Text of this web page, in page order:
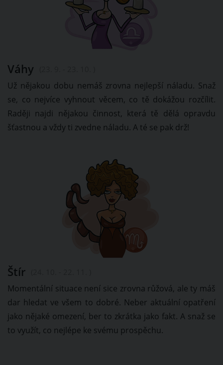
Váhy
Už nějakou dobu nemáš zrovna nejlepší náladu. Snaž
se, co nejvíce vyhnout věcem, co tě dokážou rozčílit.
Raději najdi nějakou činnost, která tě dělá opravdu
šťastnou a vždy ti zvedne náladu. A té se pak drž!
Štír
Momentální situace není sice zrovna růžová, ale ty máš
dar hledat ve všem to dobré. Neber aktuální opatření
jako nějaké omezení, ber to zkrátka jako fakt. A snaž se
to využít, co nejlépe ke svému prospěchu.